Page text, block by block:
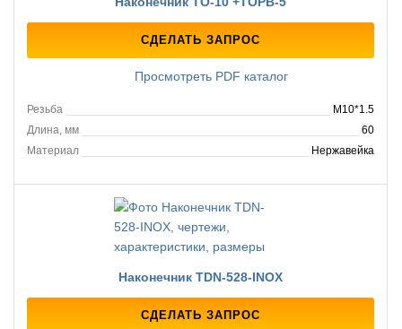
СДЕЛАТЬ ЗАПРОС
Просмотреть PDF каталог
Резьба
M10*1.5
Длина, мм
60
Материал
Нержавейка
Наконечник TDN-528-INOX
СДЕЛАТЬ ЗАПРОС